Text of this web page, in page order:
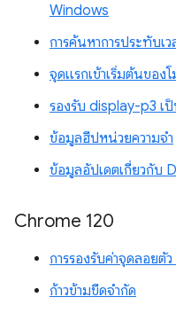
Windows
การค้นหาการประทับเ
จุดแรกเข้าเริ่มต้นของ
รองรับ display-p3 เ
ข้อมูลฮีปหน่วยความจำ
ข้อมูลอัปเดตเกี่ยวกับ
Chrome 120
การรองรับค่าจุดลอยตั
ก้าวข้ามขีดจำกัด